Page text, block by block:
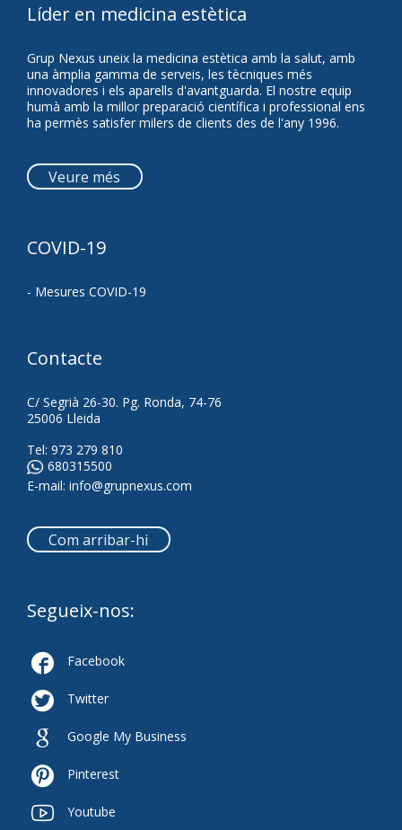
Líder en medicina estètica
Grup Nexus uneix la medicina estètica amb la salut, amb
una àmplia gamma de serveis, les tècniques més
innovadores i els aparells d'avantguarda. El nostre equip
humà amb la millor preparació científica i professional ens
ha permès satisfer milers de clients des de l'any 1996.
Veure més
COVID-19
- Mesures COVID-19
Contacte
C/ Segrià 26-30. Pg. Ronda, 74-76
25006 Lleida
Tel: 973 279 810
680315500
E-mail: info@grupnexus.com
Com arribar-hi
Segueix-nos:
 Facebook
 Twitter
 Google My Business
 Pinterest
 Youtube